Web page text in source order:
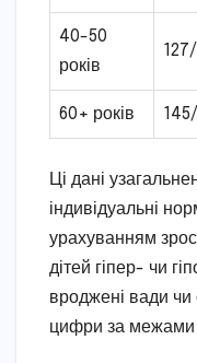
40-50
років
60+ років
Ці дані
індивідуальні
урахуванням
дітей гіпер- чи
вроджені вади чи
цифри за межами